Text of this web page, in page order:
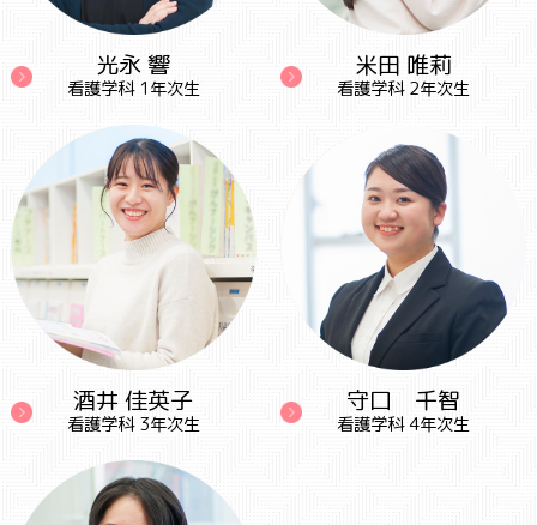
光永 響
看護学科 1年次生
米田 唯莉
看護学科 2年次生
酒井 佳英子
看護学科 3年次生
守口 千智
看護学科 4年次生